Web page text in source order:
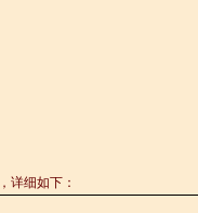
详细如下：